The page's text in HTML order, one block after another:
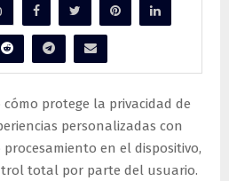
protege la privacidad de
personalizadas con
en el dispositivo,
total por parte del usuario.